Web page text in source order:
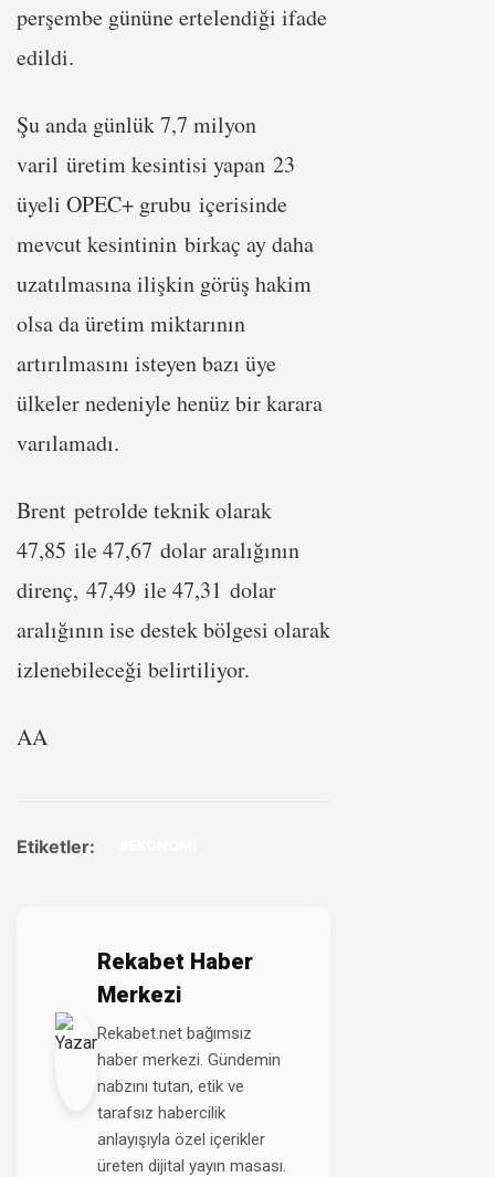
perşembe gününe ertelendiği ifade
edildi.
Şu anda günlük 7,7 milyon
varil üretim kesintisi yapan 23
üyeli OPEC+ grubu içerisinde
mevcut kesintinin birkaç ay daha
uzatılmasına ilişkin görüş hakim
olsa da üretim miktarının
artırılmasını isteyen bazı üye
ülkeler nedeniyle henüz bir karara
varılamadı.
Brent petrolde teknik olarak
47,85 ile 47,67 dolar aralığının
direnç, 47,49 ile 47,31 dolar
aralığının ise destek bölgesi olarak
izlenebileceği belirtiliyor.
AA
Etiketler:
Rekabet Haber
Merkezi
Rekabet.net bağımsız
haber merkezi. Gündemin
nabzını tutan, etik ve
tarafsız habercilik
anlayışıyla özel içerikler
üreten dijital yayın masası.